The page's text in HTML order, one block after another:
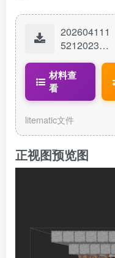
202604111
52120233-
matic
材料查
看
litematic文件
正视图预览图